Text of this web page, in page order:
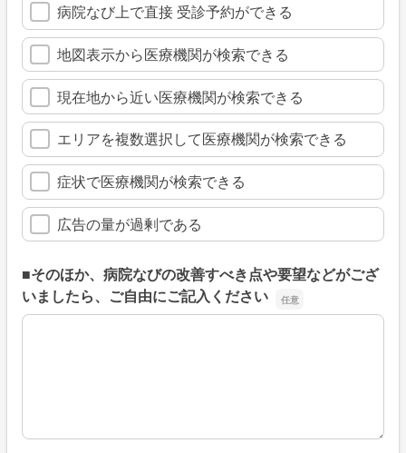
病院なび上で直接 受診予約ができる
地図表示から医療機関が検索できる
現在地から近い医療機関が検索できる
エリアを複数選択して医療機関が検索できる
症状で医療機関が検索できる
広告の量が過剰である
■そのほか、病院なびの改善すべき点や要望などがござ
いましたら、ご自由にご記入ください
■そのほか、病院なびの改善すべき点や要望などがござい